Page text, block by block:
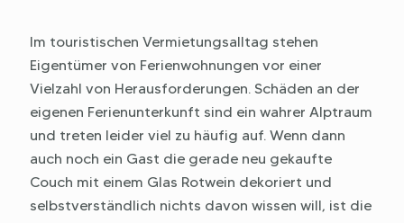
Im touristischen Vermietungsalltag stehen
Eigentümer von Ferienwohnungen vor einer
Vielzahl von Herausforderungen. Schäden an der
eigenen Ferienunterkunft sind ein wahrer Alptraum
und treten leider viel zu häufig auf. Wenn dann
auch noch ein Gast die gerade neu gekaufte
Couch mit einem Glas Rotwein dekoriert und
selbstverständlich nichts davon wissen will, ist die